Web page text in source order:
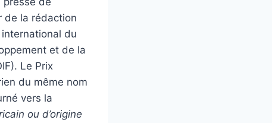
de la rédaction
du
et de la
Le Prix
du même nom
vers la
ou d’origine